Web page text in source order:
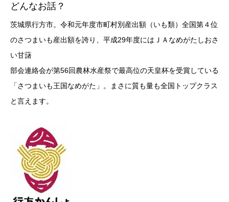
どんなお話？
茨城県行方市。令和元年度市町村別産出額（いも類）全国第４位
のさつまいも産出額を誇り、平成29年度にはＪＡなめがたしおさ
い甘藷
部会連絡会が第56回農林水産祭で最高位の天皇杯を受賞している
「さつまいも王国なめがた」。まさに質も量も全国トップクラス
と言えます。